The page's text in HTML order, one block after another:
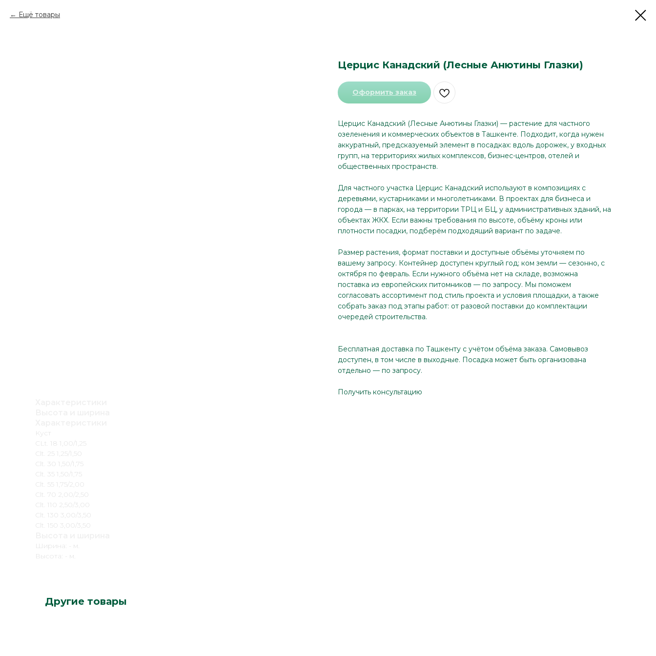
Ещё товары
Церцис Канадский (Лесные Анютины Глазки)
Оформить заказ
Церцис Канадский (Лесные Анютины Глазки) — растение для частного
озеленения и коммерческих объектов в Ташкенте. Подходит, когда нужен
аккуратный, предсказуемый элемент в посадках: вдоль дорожек, у входных
групп, на территориях жилых комплексов, бизнес-центров, отелей и
общественных пространств.
Для частного участка Церцис Канадский используют в композициях с
деревьями, кустарниками и многолетниками. В проектах для бизнеса и
города — в парках, на территории ТРЦ и БЦ, у административных зданий, на
объектах ЖКХ. Если важны требования по высоте, объёму кроны или
плотности посадки, подберём подходящий вариант по задаче.
Размер растения, формат поставки и доступные объёмы уточняем по
вашему запросу. Контейнер доступен круглый год; ком земли — сезонно, с
октября по февраль. Если нужного объёма нет на складе, возможна
поставка из европейских питомников — по запросу. Мы поможем
согласовать ассортимент под стиль проекта и условия площадки, а также
собрать заказ под этапы работ: от разовой поставки до комплектации
очередей строительства.
Бесплатная доставка по Ташкенту с учётом объёма заказа. Самовывоз
доступен, в том числе в выходные. Посадка может быть организована
отдельно — по запросу.
Получить консультацию
Куст
CLt. 18 1,00/1,25
Clt. 25 1,25/1,50
Clt. 30 1,50/1,75
Clt. 35 1,50/1,75
Clt. 55 1,75/2,00
Clt. 70 2,00/2,50
Clt. 110 2,50/3,00
Clt. 130 3,00/3,50
Clt. 150 3,00/3,50
Ширина: - м.
Высота: - м.
Другие товары